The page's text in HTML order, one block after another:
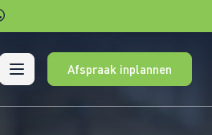
Afspraak inplannen